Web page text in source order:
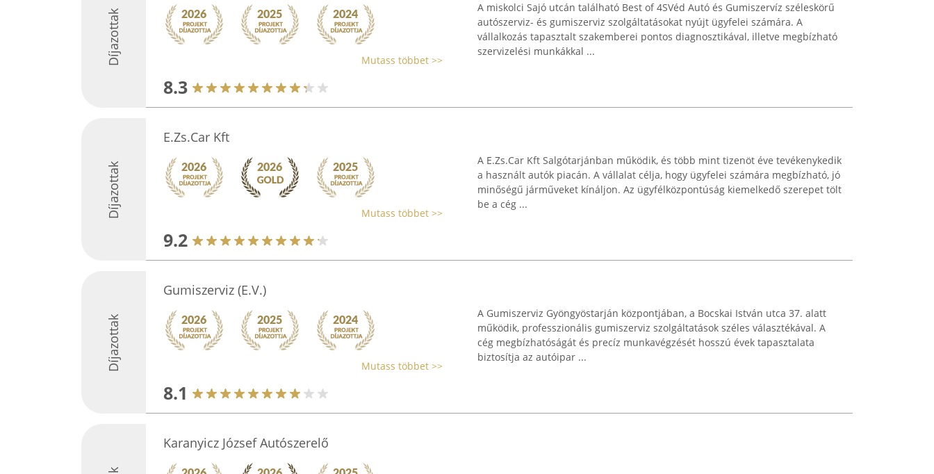
Díjazottak Mutass többet >>
8.3
A miskolci Sajó utcán található Best of 4SVéd Autó és Gumiszervíz széleskörű
autószerviz- és gumiszerviz szolgáltatásokat nyújt ügyfelei számára. A
vállalkozás tapasztalt szakemberei pontos diagnosztikával, illetve megbízható
szervizelési munkákkal ...
Díjazottak
E.Zs.Car Kft
Mutass többet >>
9.2
A E.Zs.Car Kft Salgótarjánban működik, és több mint tizenöt éve tevékenykedik
a használt autók piacán. A vállalat célja, hogy ügyfelei számára megbízható, jó
minőségű járműveket kínáljon. Az ügyfélközpontúság kiemelkedő szerepet tölt
be a cég ...
Díjazottak
Gumiszerviz (E.V.)
Mutass többet >>
8.1
A Gumiszerviz Gyöngyöstarján központjában, a Bocskai István utca 37. alatt
működik, professzionális gumiszerviz szolgáltatások széles választékával. A
cég megbízhatóságát és precíz munkavégzését hosszú évek tapasztalata
biztosítja az autóipar ...
Karanyicz József Autószerelő